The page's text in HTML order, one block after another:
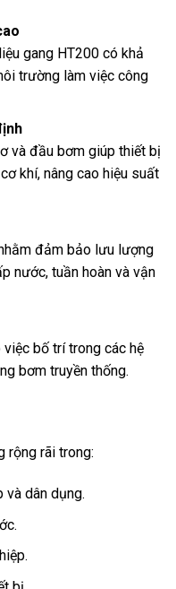
gang HT200 có khả
trường làm việc công
và đầu bơm giúp thiết bị
khí, nâng cao hiệu suất
đảm bảo lưu lượng
nước, tuần hoàn và vận
việc bố trí trong các hệ
bơm truyền thống.
rộng rãi trong:
và dân dụng.